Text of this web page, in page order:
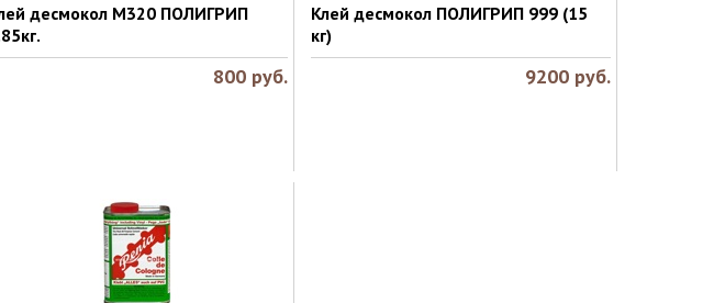
десмокол М320 ПОЛИГРИП
800 руб.
Клей десмокол ПОЛИГРИП 999 (15
кг)
9200 руб.